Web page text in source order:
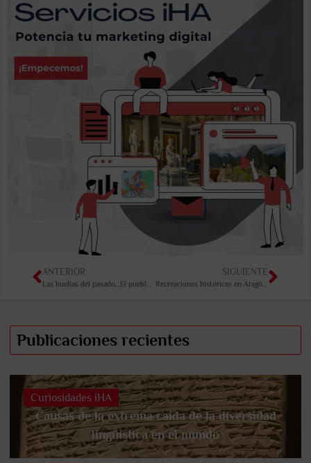
ANTERIOR
Las huellas del pasado…El pueblo viejo de Belchite
SIGUIENTE
Recreaciones históricas en Aragón!
Publicaciones recientes
Curiosidades iHA
Causas de la extrema caída de la diversidad
lingüística en el mundo